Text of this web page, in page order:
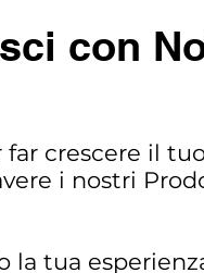
con
crescere il
i nostri
la tua